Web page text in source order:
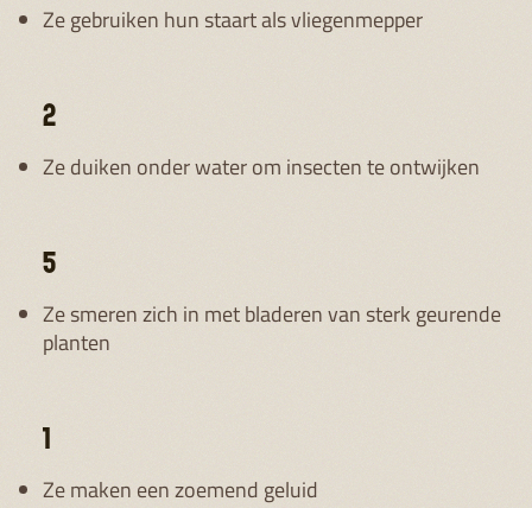
Ze gebruiken hun staart als vliegenmepper
2
Ze duiken onder water om insecten te ontwijken
5
Ze smeren zich in met bladeren van sterk geurende
planten
1
Ze maken een zoemend geluid